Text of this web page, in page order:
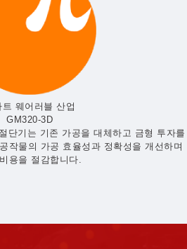
트 웨어러블 산업
GM320-3D
단기는 기존 가공을 대체하고 금형 투자를
작물의 가공 효율성과 정확성을 개선하며
용을 절감합니다.